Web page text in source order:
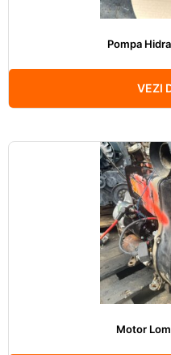
Pompa
VEZI
Motor